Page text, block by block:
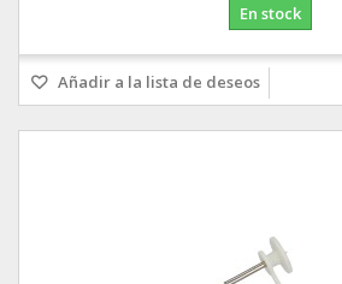
En stock
Añadir a la lista de deseos